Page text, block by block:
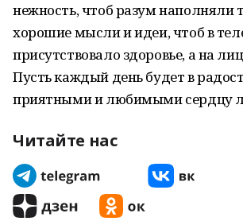
нежность, чтоб разум наполняли
хорошие мысли и идеи, чтоб в
присутствовало здоровье, а на
Пусть каждый день будет в
приятными и любимыми сердцу
Читайте нас